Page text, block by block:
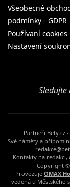
Všeobecné
podmínky - GDPR
Používaní cookies
Nastavení
Sledujte
Partneři Bety.cz -
Své náměty a
Kontakty na
Copyright ©
Provozuje OMAX
vedená u Městského